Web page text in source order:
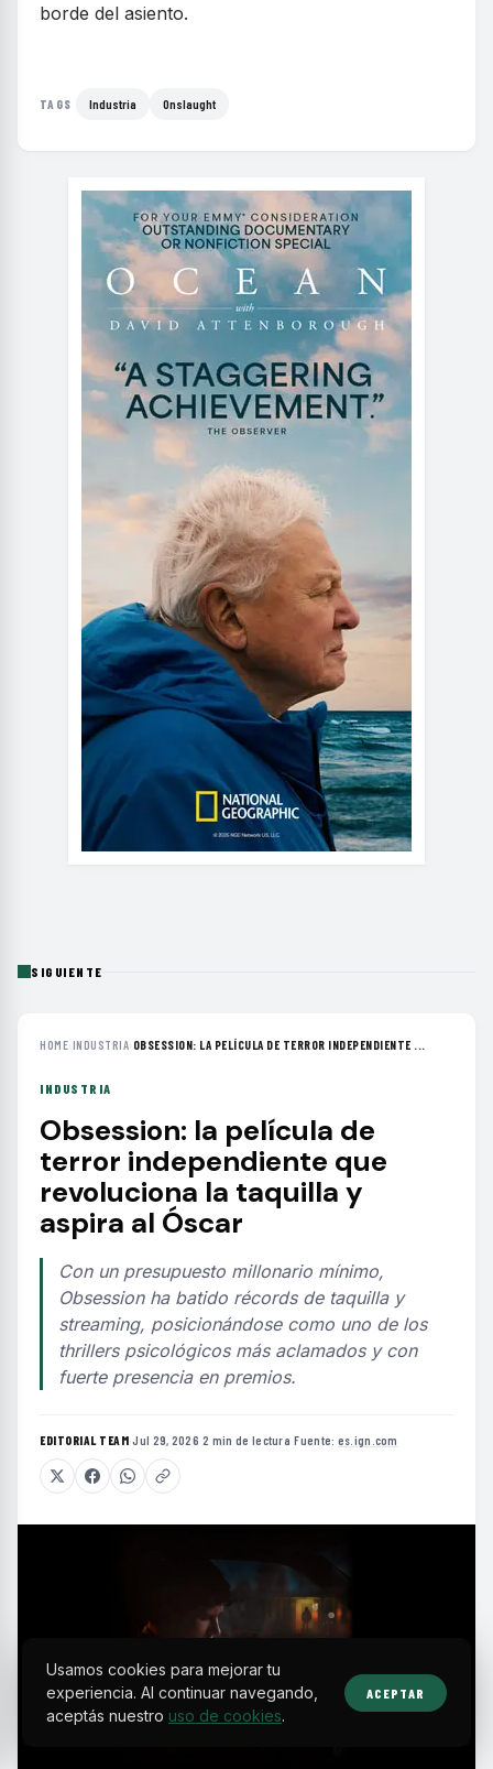
borde del asiento.
TAGS Industria Onslaught
SIGUIENTE
HOME›INDUSTRIA› OBSESSION: LA PELÍCULA DE TERROR INDEPENDIENTE ...
INDUSTRIA
Obsession: la película de
terror independiente que
revoluciona la taquilla y
aspira al Óscar
Con un presupuesto millonario mínimo,
Obsession ha batido récords de taquilla y
streaming, posicionándose como uno de los
thrillers psicológicos más aclamados y con
fuerte presencia en premios.
EDITORIAL TEAM·Jul 29, 2026·2 min de lectura·Fuente: es.ign.com
Usamos cookies para mejorar tu
experiencia. Al continuar navegando,
aceptás nuestro uso de cookies.
ACEPTAR